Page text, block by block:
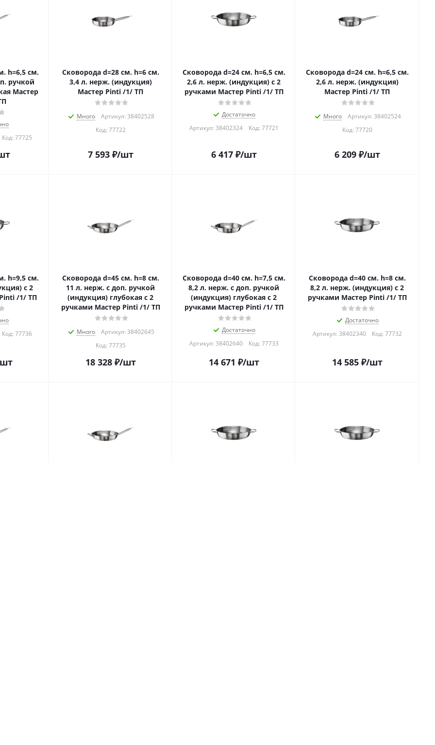
h=6,5 см.
ручкой
Мастер
Код: 77725
Сковорода d=28 см. h=6 см.
3,4 л. нерж. (индукция)
Мастер Pinti /1/ ТП
Много
Артикул: 38402528
Код: 77722
7 593₽/шт
Сковорода d=24 см. h=6,5 см.
2,6 л. нерж. (индукция) с 2
ручками Мастер Pinti /1/ ТП
Достаточно
Артикул: 38402324
Код: 77721
6 417₽/шт
Сковорода d=24 см. h=6,5 см.
2,6 л. нерж. (индукция)
Мастер Pinti /1/ ТП
Много
Артикул: 38402524
Код: 77720
6 209₽/шт
h=9,5 см.
с 2
/1/ ТП
Код: 77736
Сковорода d=45 см. h=8 см.
11 л. нерж. с доп. ручкой
(индукция) глубокая с 2
ручками Мастер Pinti /1/ ТП
Много
Артикул: 38402645
Код: 77735
18 328₽/шт
Сковорода d=40 см. h=7,5 см.
8,2 л. нерж. с доп. ручкой
(индукция) глубокая с 2
ручками Мастер Pinti /1/ ТП
Достаточно
Артикул: 38402640
Код: 77733
14 671 ₽/шт
Сковорода d=40 см. h=8 см.
8,2 л. нерж. (индукция) с 2
ручками Мастер Pinti /1/ ТП
Достаточно
Артикул: 38402340
Код: 77732
14 585₽/шт